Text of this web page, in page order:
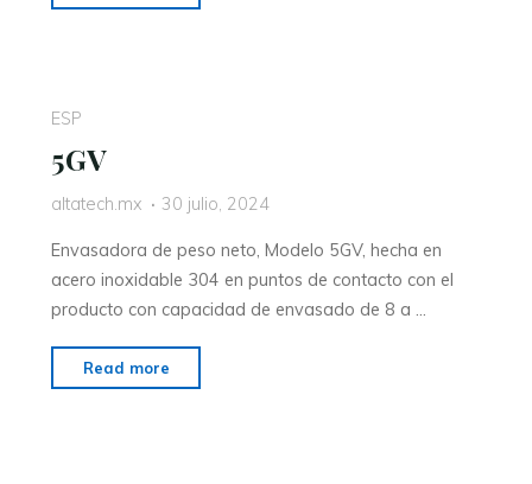
ESP
5GV
altatech.mx 30 julio, 2024
Envasadora de peso neto, Modelo 5GV, hecha en
acero inoxidable 304 en puntos de contacto con el
producto con capacidad de envasado de 8 a …
Read more